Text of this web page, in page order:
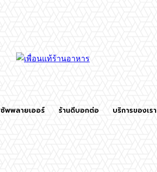
ซัพพลายเออร์ ร้านดีบอกต่อ บริการของเรา